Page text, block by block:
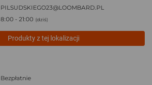
PILSUDSKIEGO23@LOOMBARD.PL
8:00 - 21:00 (dziś)
Produkty z tej lokalizacji
Bezpłatnie